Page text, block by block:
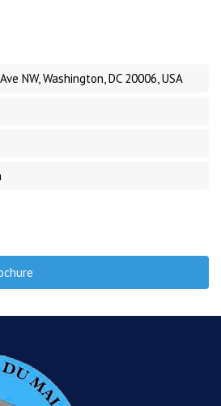
NW, Washington, DC 20006, USA